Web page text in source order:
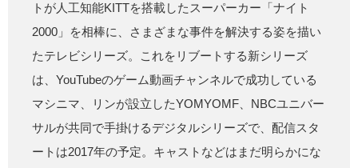
トが人工知能KITTを搭載したスーパーカー「ナイト
2000」を相棒に、さまざまな事件を解決する姿を描い
たテレビシリーズ。これをリブートする新シリーズ
は、YouTubeのゲーム動画チャンネルで成功している
マシニマ、リンが設立したYOMYOMF、NBCユニバー
サルが共同で手掛けるデジタルシリーズで、配信スタ
ートは2017年の予定。キャストなどはまだ明らかにな